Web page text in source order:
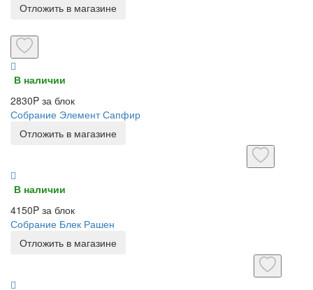
Отложить в магазине
В наличии
2830P за блок
Собрание Элемент Сапфир
Отложить в магазине
В наличии
4150P за блок
Собрание Блек Рашен
Отложить в магазине